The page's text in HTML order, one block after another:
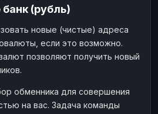
(рубль)
новые (чистые) адреса
если это возможно.
позволяют получить новый
обменника для совершения
на вас. Задача команды